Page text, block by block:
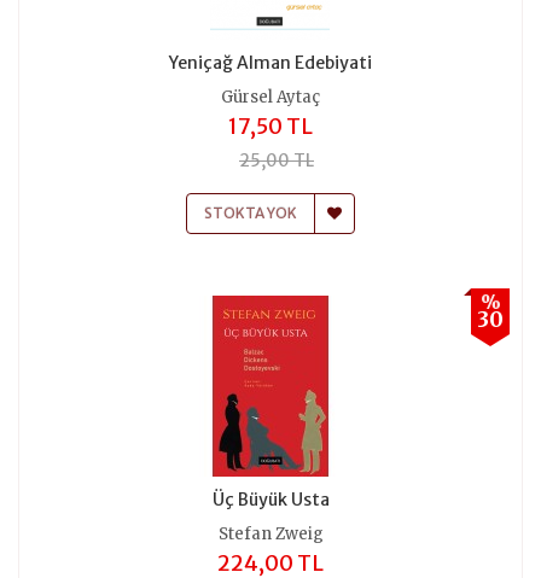
Yeniçağ Alman Edebiyati
Gürsel Aytaç
17,50 TL
25,00 TL
STOKTA YOK
%
30
Üç Büyük Usta
Stefan Zweig
224,00 TL